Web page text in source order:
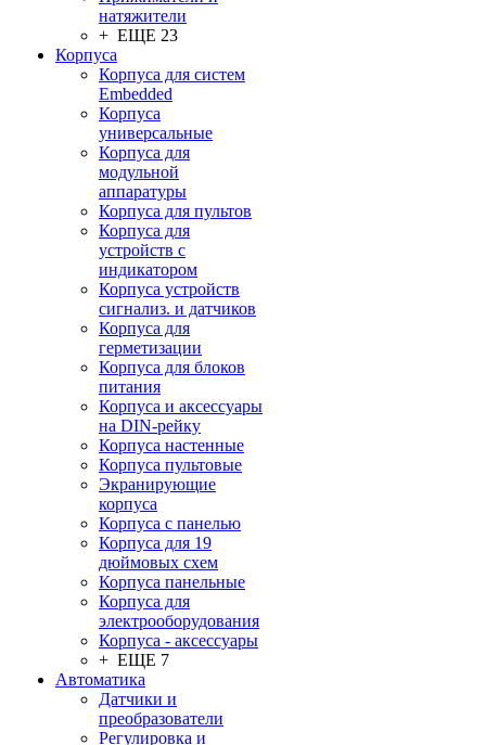
натяжители
+ ЕЩЕ 23
Корпуса
Корпуса для систем
Embedded
Корпуса
универсальные
Корпуса для
модульной
аппаратуры
Корпуса для пультов
Корпуса для
устройств с
индикатором
Корпуса устройств
сигнализ. и датчиков
Корпуса для
герметизации
Корпуса для блоков
питания
Корпуса и аксессуары
на DIN-рейку
Корпуса настенные
Корпуса пультовые
Экранирующие
корпуса
Корпуса с панелью
Корпуса для 19
дюймовых схем
Корпуса панельные
Корпуса для
электрооборудования
Корпуса - аксессуары
+ ЕЩЕ 7
Автоматика
Датчики и
преобразователи
Регулировка и